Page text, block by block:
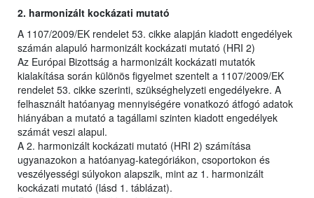
2. harmonizált kockázati mutató
A 1107/2009/EK rendelet 53. cikke alapján kiadott engedélyek
számán alapuló harmonizált kockázati mutató (HRI 2)
Az Európai Bizottság a harmonizált kockázati mutatók
kialakítása során különös figyelmet szentelt a 1107/2009/EK
rendelet 53. cikke szerinti, szükséghelyzeti engedélyekre. A
felhasznált hatóanyag mennyiségére vonatkozó átfogó adatok
hiányában a mutató a tagállami szinten kiadott engedélyek
számát veszi alapul.
A 2. harmonizált kockázati mutató (HRI 2) számítása
ugyanazokon a hatóanyag-kategóriákon, csoportokon és
veszélyességi súlyokon alapszik, mint az 1. harmonizált
kockázati mutató (lásd 1. táblázat).